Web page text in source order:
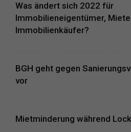
Was ändert sich 2022 für
Immobilieneigentümer,
Immobilienkäufer?
BGH geht gegen
vor
Mietminderung während